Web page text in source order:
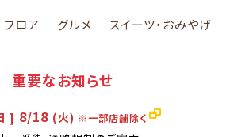
フロア グルメ スイーツ・おみやげ
重要なお知らせ
] 8/18 (火) ※一部店舗除く